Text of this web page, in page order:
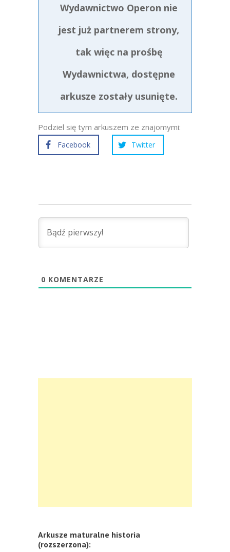
Wydawnictwo Operon nie
jest już partnerem strony,
tak więc na prośbę
Wydawnictwa, dostępne
arkusze zostały usunięte.
Podziel się tym arkuszem ze znajomymi:
Facebook Twitter
0 KOMENTARZE
Arkusze maturalne historia
(rozszerzona):